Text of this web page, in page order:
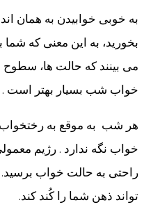
به خوبی خوابیدن به همان
بخورید، به این معنی که شما
می بینند که حالت ها، سطوح
خواب شب بسیار بهتر است .
هر شب به موقع به رختخواب
خواب نگه ندارد . رژیم
راحتی به حالت خواب
تواند ذهن شما را کُند کند.